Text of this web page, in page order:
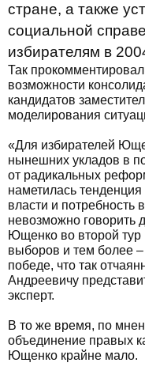
стране, а также
социальной
избирателям в
Так
возможности
кандидатов
моделирования
«Для избирателей
нынешних укладов в
от радикальных
наметилась тенденция
власти и
невозможно говорить
Ющенко во второй тур
выборов и тем более –
победе, что так
Андреевичу
эксперт.
В то же время, по
объединение правых
Ющенко крайне мало.